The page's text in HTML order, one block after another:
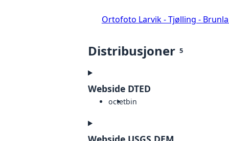
Ortofoto Larvik - Tjølling -
Distribusjoner 5
Webside DTED
octetbin